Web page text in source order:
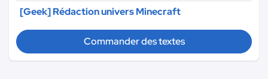
[Geek] Rédaction univers Minecraft
Commander des textes